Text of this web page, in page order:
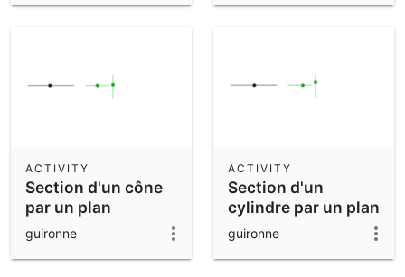
Section d'un cône
par un plan
quelconque
ACTIVITY
guironne
Section d'un
cylindre par un plan
ACTIVITY
guironne